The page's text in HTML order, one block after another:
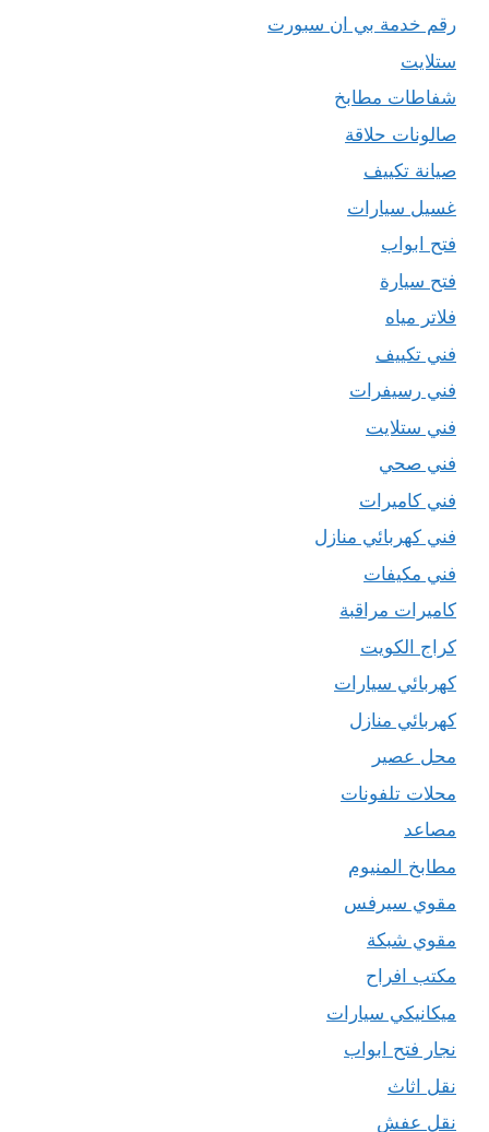
رقم خدمة بي ان سبورت
ستلايت
شفاطات مطابخ
صالونات حلاقة
صيانة تكييف
غسيل سيارات
فتح ابواب
فتح سيارة
فلاتر مياه
فني تكييف
فني رسيفرات
فني ستلايت
فني صحي
فني كاميرات
فني كهربائي منازل
فني مكيفات
كاميرات مراقبة
كراج الكويت
كهربائي سيارات
كهربائي منازل
محل عصير
محلات تلفونات
مصاعد
مطابخ المنيوم
مقوي سيرفس
مقوي شبكة
مكتب افراح
ميكانيكي سيارات
نجار فتح ابواب
نقل اثاث
نقل عفش